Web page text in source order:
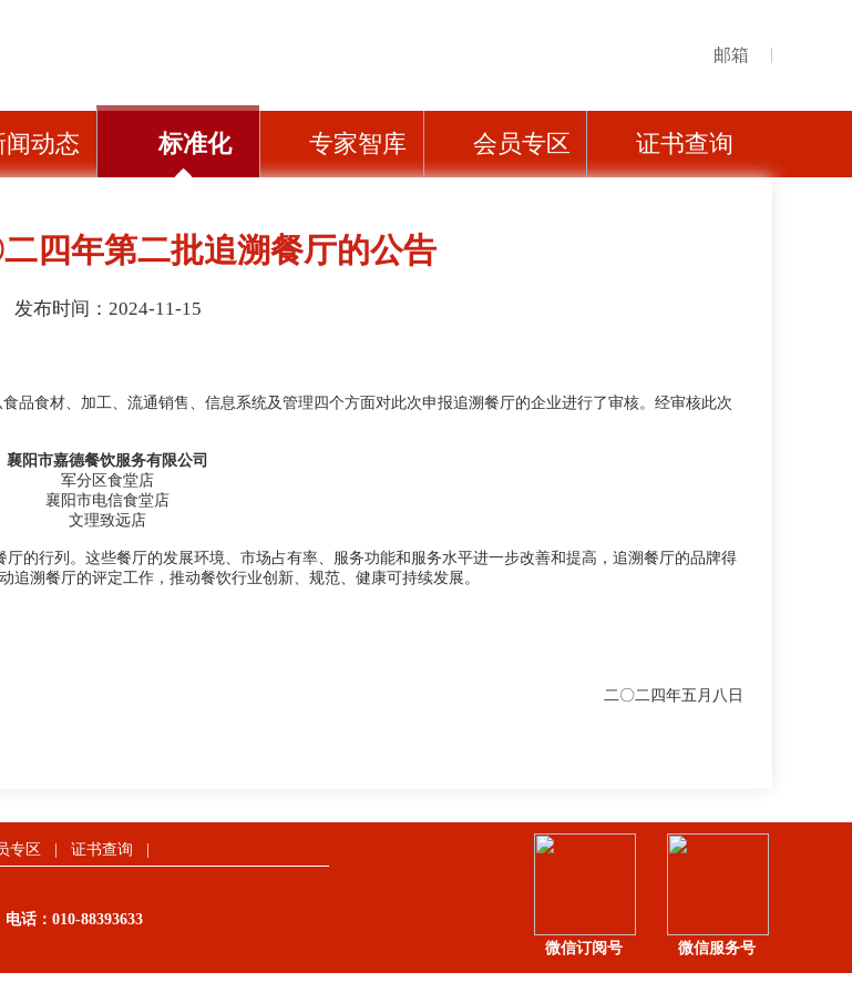
邮箱
闻动态 标准化 专家智库 会员专区 证书查询
四年第二批追溯餐厅的公告
发布时间：2024-11-15
食材、加工、流通销售、信息系统及管理四个方面对此次申报追溯餐厅的企业进行了审核。经审核此次
襄阳市嘉德餐饮服务有限公司
军分区食堂店
襄阳市电信食堂店
文理致远店
的行列。这些餐厅的发展环境、市场占有率、服务功能和服务水平进一步改善和提高，追溯餐厅的品牌得
溯餐厅的评定工作，推动餐饮行业创新、规范、健康可持续发展。
二〇二四年五月八 日
专区 证书查询
电话： 010-88393633
微信服务号
微信订阅号